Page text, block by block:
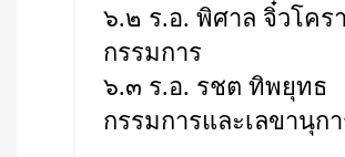
๖.๒ ร.อ. พิศาล จิ๋วโคร
กรรมการ
๖.๓ ร.อ. รชต ทิพยุทธ
กรรมการและเลขานุก